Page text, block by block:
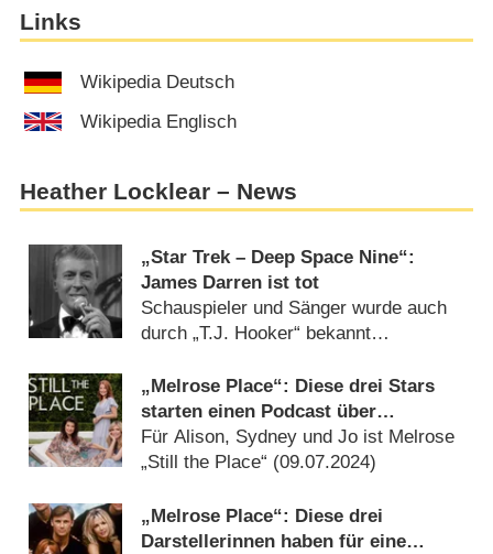
Links
Wikipedia Deutsch
Wikipedia Englisch
Heather Locklear – News
„Star Trek – Deep Space Nine“:
James Darren ist tot
Schauspieler und Sänger wurde auch
durch „T.J. Hooker“ bekannt
„Melrose Place“: Diese drei Stars
starten einen Podcast über
Geschichte der Kult-Soap
Für Alison, Sydney und Jo ist Melrose
„Still the Place“ (09.07.2024)
„Melrose Place“: Diese drei
Darstellerinnen haben für eine